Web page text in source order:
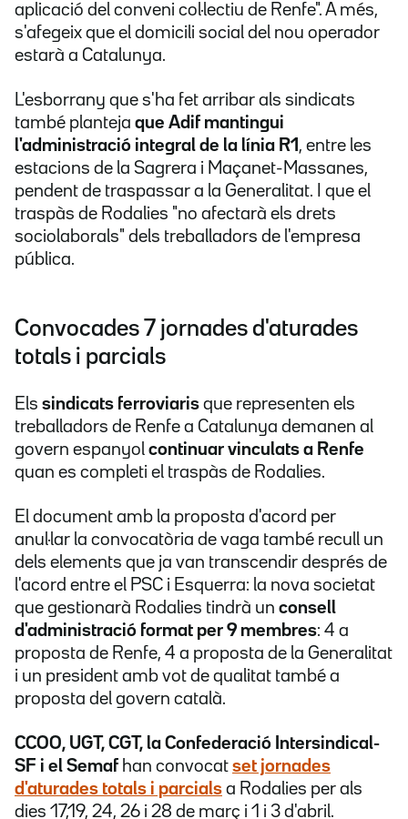
aplicació del conveni col·lectiu de Renfe". A més,
s'afegeix que el domicili social del nou operador
estarà a Catalunya.
L'esborrany que s'ha fet arribar als sindicats
també planteja que Adif mantingui
l'administració integral de la línia R1 , entre les
estacions de la Sagrera i Maçanet-Massanes,
pendent de traspassar a la Generalitat. I que el
traspàs de Rodalies "no afectarà els drets
sociolaborals" dels treballadors de l'empresa
pública.
Convocades 7 jornades d'aturades
totals i parcials
Els sindicats ferroviaris que representen els
treballadors de Renfe a Catalunya demanen al
govern espanyol continuar vinculats a Renfe
quan es completi el traspàs de Rodalies.
El document amb la proposta d'acord per
anul·lar la convocatòria de vaga també recull un
dels elements que ja van transcendir després de
l'acord entre el PSC i Esquerra: la nova societat
que gestionarà Rodalies tindrà un consell
d'administració format per 9 membres: 4 a
proposta de Renfe, 4 a proposta de la Generalitat
i un president amb vot de qualitat també a
proposta del govern català.
CCOO, UGT, CGT, la Confederació Intersindical-
SF i el Semaf han convocat set jornades
d'aturades totals i parcials a Rodalies per als
dies 17,19, 24, 26 i 28 de març i 1 i 3 d'abril.